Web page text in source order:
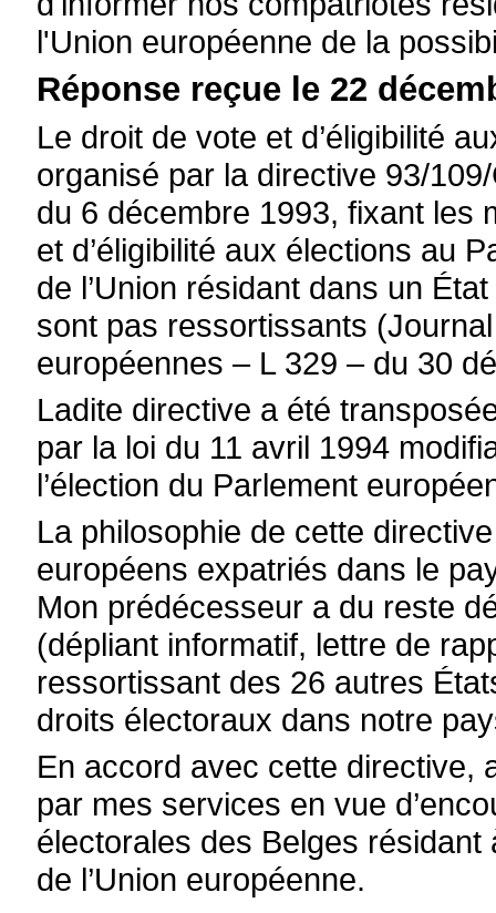
l'Union européenne de la
Réponse reçue le 22
Le droit de vote et d’éligibilité
organisé par la directive 93/
du 6 décembre 1993, fixant les
et d’éligibilité aux élections au
de l’Union résidant dans un
sont pas ressortissants
européennes – L 329 – du 30
Ladite directive a été
par la loi du 11 avril 1994
l’élection du Parlement
La philosophie de cette
européens expatriés dans le
Mon prédécesseur a du reste
(dépliant informatif, lettre de
ressortissant des 26 autres
droits électoraux dans notre
En accord avec cette directive,
par mes services en vue
électorales des Belges résidant
de l’Union européenne.